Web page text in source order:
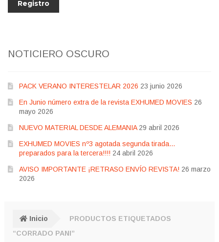
NOTICIERO OSCURO
PACK VERANO INTERESTELAR 2026 23 junio 2026
En Junio número extra de la revista EXHUMED MOVIES 26
mayo 2026
NUEVO MATERIAL DESDE ALEMANIA 29 abril 2026
EXHUMED MOVIES nº3 agotada segunda tirada…
preparados para la tercera!!!! 24 abril 2026
AVISO IMPORTANTE ¡RETRASO ENVÍO REVISTA! 26 marzo
2026
Inicio
PRODUCTOS ETIQUETADOS
“CORRADO PANI”